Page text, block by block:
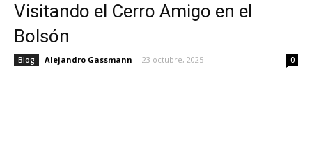
Visitando el Cerro Amigo en el
Bolsón
Blog Alejandro Gassmann - 23 octubre, 2025 0